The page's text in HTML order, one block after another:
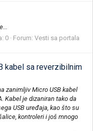
0 Forum: Vesti sa portala
kabel sa reverzibilnim
zanimljiv Micro USB kabel
Kabel je dizaniran tako da
USB uređaja, kao što su
kontroleri i još mnogo